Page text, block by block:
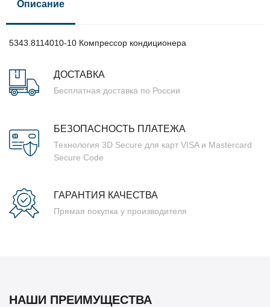
Описание
5343.8114010-10 Компрессор кондиционера
ДОСТАВКА
Бесплатная доставка по России
БЕЗОПАСНОСТЬ ПЛАТЕЖА
Технология 3D Secure для карт VISA и Mastercard
Secure Code
ГАРАНТИЯ КАЧЕСТВА
Прямая покупка у производителя
НАШИ ПРЕИМУЩЕСТВА